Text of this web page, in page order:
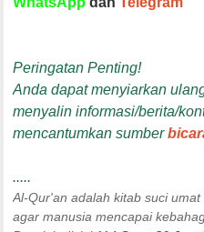
Peringatan Penting!
Anda dapat menyiarkan
menyalin informasi/berita/
mencantumkan sumber
.....
Al-Qur'an adalah kitab suci
agar manusia mencapai